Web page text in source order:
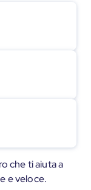
che ti aiuta a
e veloce.